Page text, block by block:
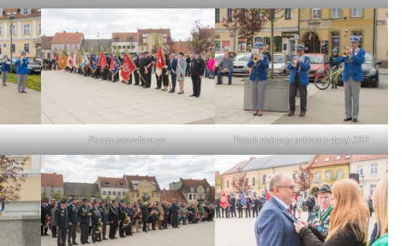
Poczty sztandarowe. Trzech trębaczy orkiestry dętej OSP.